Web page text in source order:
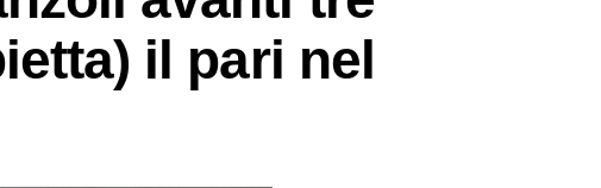
il pari nel